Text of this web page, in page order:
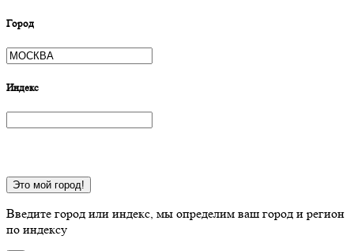
Город
Индекс
Это мой город!
Введите город или индекс, мы определим ваш город и регион
по индексу